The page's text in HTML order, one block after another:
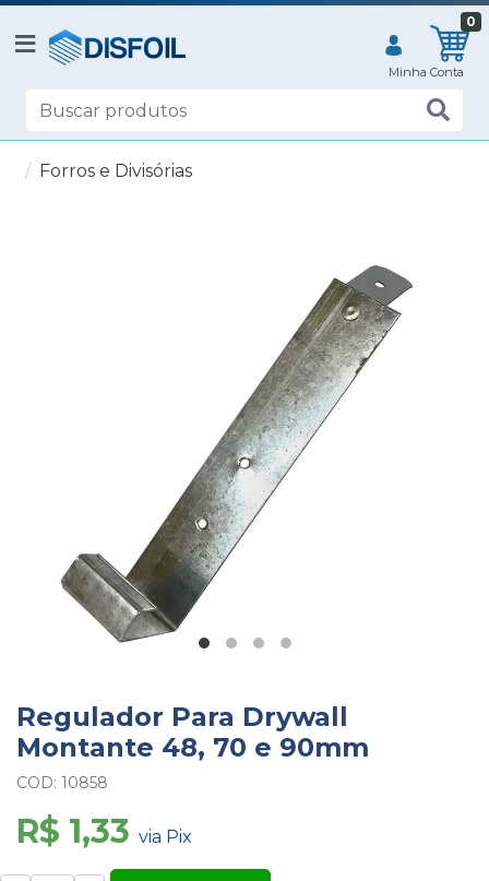
0
Forros e Divisórias
Regulador Para Drywall
Montante 48, 70 e 90mm
COD: 10858
R$ 1,33 via Pix